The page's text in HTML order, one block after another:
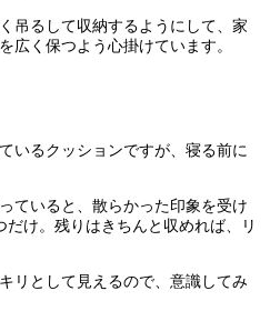
吊るして収納するようにして、家
広く保つよう心掛けています。
いるクッションですが、寝る前に
ていると、散らかった印象を受け
け。残りはきちんと収めれば、リ
リとして見えるので、意識してみ